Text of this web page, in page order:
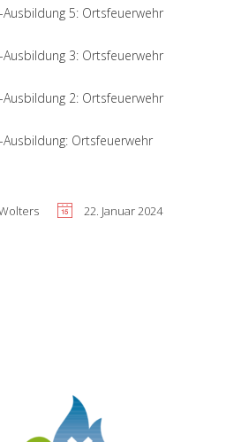
5: Ortsfeuerwehr
3: Ortsfeuerwehr
2: Ortsfeuerwehr
Ortsfeuerwehr
22. Januar 2024